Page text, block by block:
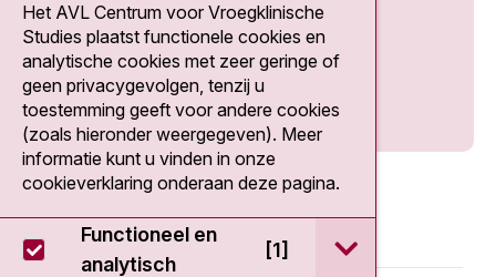
Social media
Het AVL Centrum voor Vroegklinische
Studies plaatst functionele cookies en
analytische cookies met zeer geringe of
geen privacygevolgen, tenzij u
toestemming geeft voor andere cookies
(zoals hieronder weergegeven). Meer
informatie kunt u vinden in onze
cookieverklaring onderaan deze pagina.
Functioneel en
analytisch
[1] open / sluit